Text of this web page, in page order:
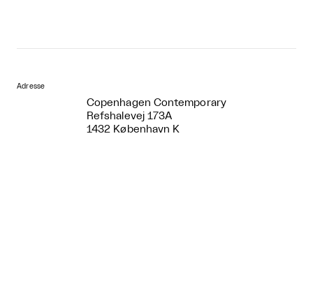
Adresse
Copenhagen Contemporary
Refshalevej 173A
1432 København K